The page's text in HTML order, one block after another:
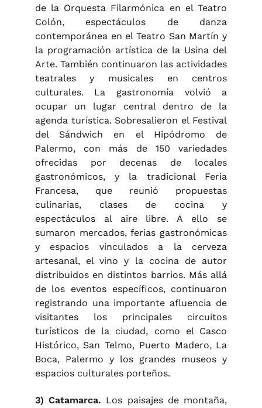
de la Orquesta Filarmónica en el Teatro
Colón, espectáculos de danza
contemporánea en el Teatro San Martín y
la programación artística de la Usina del
Arte. También continuaron las actividades
teatrales y musicales en centros
culturales. La gastronomía volvió a
ocupar un lugar central dentro de la
agenda turística. Sobresalieron el Festival
del Sándwich en el Hipódromo de
Palermo, con más de 150 variedades
ofrecidas por decenas de locales
gastronómicos, y la tradicional Feria
Francesa, que reunió propuestas
culinarias, clases de cocina y
espectáculos al aire libre. A ello se
sumaron mercados, ferias gastronómicas
y espacios vinculados a la cerveza
artesanal, el vino y la cocina de autor
distribuidos en distintos barrios. Más allá
de los eventos específicos, continuaron
registrando una importante afluencia de
visitantes los principales circuitos
turísticos de la ciudad, como el Casco
Histórico, San Telmo, Puerto Madero, La
Boca, Palermo y los grandes museos y
espacios culturales porteños.
3) Catamarca. Los paisajes de montaña,